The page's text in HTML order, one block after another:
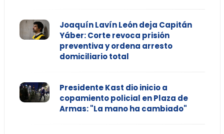
Joaquín Lavín León deja Capitán
Yáber: Corte revoca prisión
preventiva y ordena arresto
domiciliario total
Presidente Kast dio inicio a
copamiento policial en Plaza de
Armas: "La mano ha cambiado"